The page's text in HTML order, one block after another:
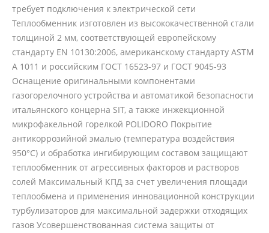
требует подключения к электрической сети
Теплообменник изготовлен из высококачественной стали
толщиной 2 мм, соответствующей европейскому
стандарту EN 10130:2006, американскому стандарту ASTM
A 1011 и российским ГОСТ 16523-97 и ГОСТ 9045-93
Оснащение оригинальными компонентами
газогорелочного устройства и автоматикой безопасности
итальянского концерна SIT, а также инжекционной
микрофакельной горелкой POLIDORO Покрытие
антикоррозийной эмалью (температура воздействия
950°С) и обработка ингибирующим составом защищают
теплообменник от агрессивных факторов и растворов
солей Максимальный КПД за счет увеличения площади
теплообмена и применения инновационной конструкции
турбулизаторов для максимальной задержки отходящих
газов Усовершенствованная система защиты от